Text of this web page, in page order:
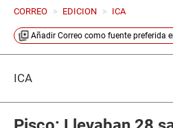
CORREO > EDICION > ICA
Añadir Correo como fuente preferida
ICA